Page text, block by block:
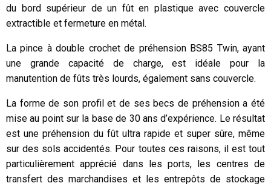
du bord supérieur de un fût en plastique avec couvercle
extractible et fermeture en métal.
La pince à double crochet de préhension BS85 Twin, ayant
une grande capacité de charge, est idéale pour la
manutention de fûts très lourds, également sans couvercle.
La forme de son profil et de ses becs de préhension a été
mise au point sur la base de 30 ans d’expérience. Le résultat
est une préhension du fût ultra rapide et super sûre, même
sur des sols accidentés. Pour toutes ces raisons, il est tout
particulièrement apprécié dans les ports, les centres de
transfert des marchandises et les entrepôts de stockage